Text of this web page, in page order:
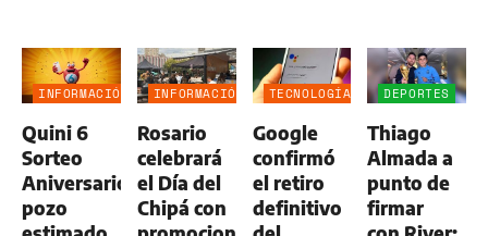
INFORMACIÓN
Quini 6
Sorteo
Aniversario:
pozo
INFORMACIÓN
Rosario
celebrará
el Día del
Chipá con
TECNOLOGÍA
Google
confirmó
el retiro
definitivo
DEPORTES
Thiago
Almada a
punto de
firmar